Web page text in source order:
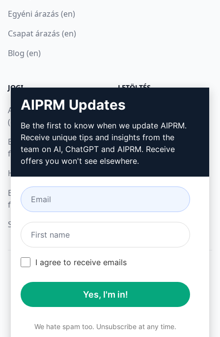
Egyéni árazás (en)
Csapat árazás (en)
Blog (en)
JOGI
Adatvédelmi irányelvek
(en)
Elfogadható használati
feltételek (en)
Használati feltételek (en)
Böngésző bővítmény
feltételei (en)
Számlázási feltételek (en)
LETÖLTÉS
Hogyan telepítsük
Google Chrome
Microsoft Edge
All logos, trademarks, and registered trademarks are the
property of their respective owners.
AIPRM and other related brand names are registered
laws.
AIPRM Updates
Be the first to know when we update AIPRM.
Receive unique tips and insights from the
team on AI, ChatGPT and AIPRM. Receive
offers you won't see elsewhere.
I agree to receive emails
Yes, I'm in!
We hate spam too. Unsubscribe at any time.